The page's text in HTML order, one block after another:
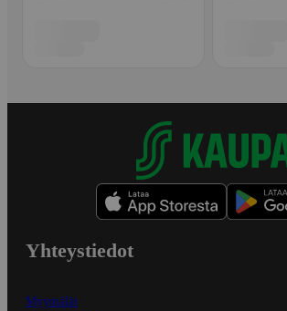
Yhteystiedot
Myymälät